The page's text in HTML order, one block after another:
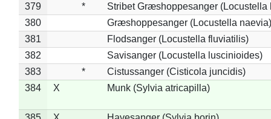
379
*
Stribet Græshoppesanger (Locustella
380
Græshoppesanger (Locustella naevia)
381
Flodsanger (Locustella fluviatilis)
382
Savisanger (Locustella luscinioides)
383
*
Cistussanger (Cisticola juncidis)
384
X Munk (Sylvia atricapilla)